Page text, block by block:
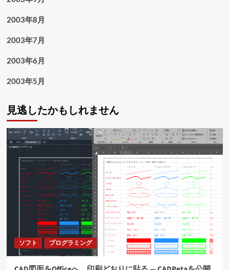
2003年8月
2003年7月
2003年6月
2003年5月
見逃したかもしれません
ソフト プログラミング